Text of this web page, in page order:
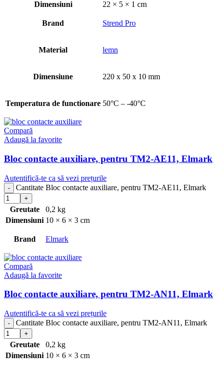
Dimensiuni
22 × 5 × 1 cm
Brand Strend Pro
Material lemn
Dimensiune 220 x 50 x 10 mm
Temperatura de functionare 50°C – -40°C
Compară
Adaugă la favorite
Bloc contacte auxiliare, pentru TM2-AE11, Elmark
Autentifică-te ca să vezi prețurile
Cantitate Bloc contacte auxiliare, pentru TM2-AE11, Elmark
Greutate
0,2 kg
Dimensiuni 10 × 6 × 3 cm
Brand Elmark
Compară
Adaugă la favorite
Bloc contacte auxiliare, pentru TM2-AN11, Elmark
Autentifică-te ca să vezi prețurile
Cantitate Bloc contacte auxiliare, pentru TM2-AN11, Elmark
Greutate
0,2 kg
Dimensiuni 10 × 6 × 3 cm